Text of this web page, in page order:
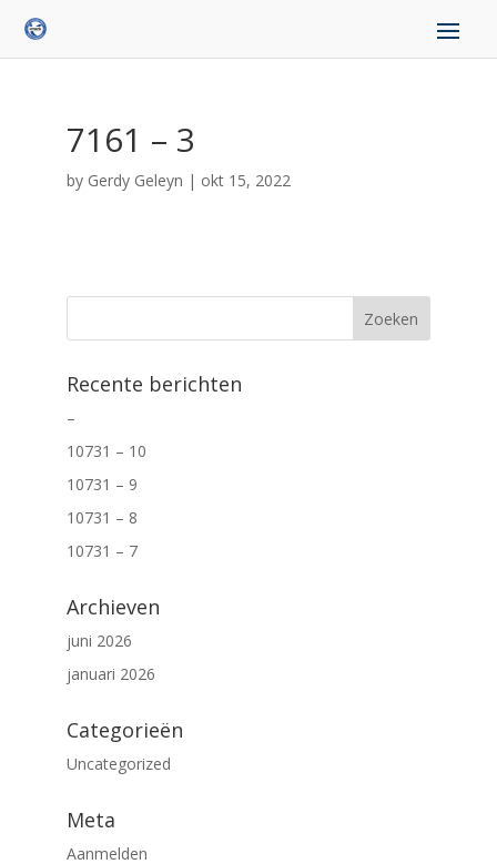
7161 – 3
by Gerdy Geleyn | okt 15, 2022
Recente berichten
–
10731 – 10
10731 – 9
10731 – 8
10731 – 7
Archieven
juni 2026
januari 2026
Categorieën
Uncategorized
Meta
Aanmelden